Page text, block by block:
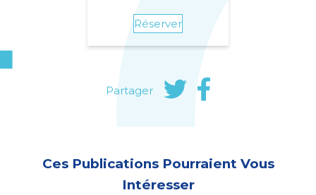
Réserver
Partager
Ces Publications Pourraient Vous
Intéresser